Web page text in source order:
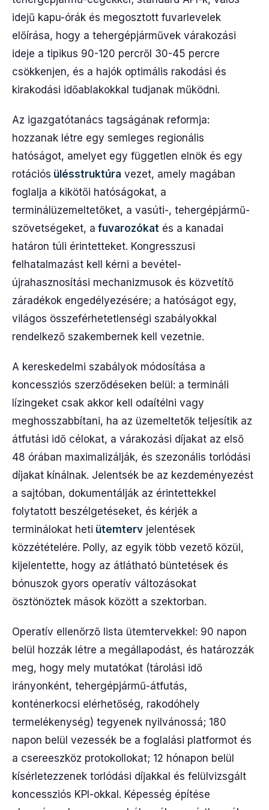
idejű kapu-órák és megosztott fuvarlevelek
előírása, hogy a tehergépjárművek várakozási
ideje a tipikus 90-120 percről 30-45 percre
csökkenjen, és a hajók optimális rakodási és
kirakodási időablakokkal tudjanak működni.
Az igazgatótanács tagságának reformja:
hozzanak létre egy semleges regionális
hatóságot, amelyet egy független elnök és egy
rotációs ülésstruktúra vezet, amely magában
foglalja a kikötői hatóságokat, a
terminálüzemeltetőket, a vasúti-, tehergépjármű-
szövetségeket, a fuvarozókat és a kanadai
határon túli érintetteket. Kongresszusi
felhatalmazást kell kérni a bevétel-
újrahasznosítási mechanizmusok és közvetítő
záradékok engedélyezésére; a hatóságot egy,
világos összeférhetetlenségi szabályokkal
rendelkező szakembernek kell vezetnie.
A kereskedelmi szabályok módosítása a
koncessziós szerződéseken belül: a termináli
lízingeket csak akkor kell odaítélni vagy
meghosszabbítani, ha az üzemeltetők teljesítik az
átfutási idő célokat, a várakozási díjakat az első
48 órában maximalizálják, és szezonális torlódási
díjakat kínálnak. Jelentsék be az kezdeményezést
a sajtóban, dokumentálják az érintettekkel
folytatott beszélgetéseket, és kérjék a
terminálokat heti ütemterv jelentések
közzétételére. Polly, az egyik több vezető közül,
kijelentette, hogy az átlátható büntetések és
bónuszok gyors operatív változásokat
ösztönöztek mások között a szektorban.
Operatív ellenőrző lista ütemtervekkel: 90 napon
belül hozzák létre a megállapodást, és határozzák
meg, hogy mely mutatókat (tárolási idő
irányonként, tehergépjármű-átfutás,
konténerkocsi elérhetőség, rakodóhely
termelékenység) tegyenek nyilvánossá; 180
napon belül vezessék be a foglalási platformot és
a csereeszköz protokollokat; 12 hónapon belül
kísérletezzenek torlódási díjakkal és felülvizsgált
koncessziós KPI-okkal. Képesség építése